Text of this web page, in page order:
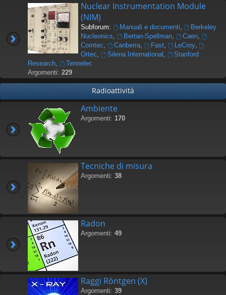
Nuclear Instrumentation Module
(NIM)
Subforum: Manuali e documenti,
Berkeley
Nucleonics, Bertan-Spellman, Caen,
Comtec, Canberra, Fast, LeCroy,
Ortec, Silena International ,
Stanford
Research,
Tennelec
Argomenti: 229
Radioattività
Ambiente
Argomenti: 170
Tecniche di misura
Argomenti: 38
Radon
Argomenti: 49
Raggi Röntgen (X)
Argomenti: 39